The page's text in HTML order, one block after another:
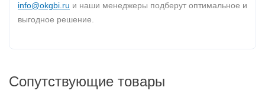
info@okgbi.ru и наши менеджеры подберут оптимальное и
выгодное решение.
Сопутствующие товары